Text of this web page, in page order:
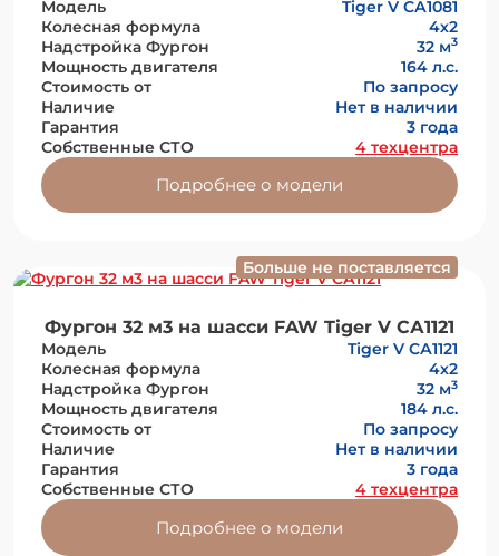
Модель
Tiger V СА1081
Колесная формула
4х2
Надстройка Фургон
32 м3
Мощность двигателя
164 л.с.
Стоимость от
По запросу
Наличие
Нет в наличии
Гарантия
3 года
Собственные СТО
4 техцентра
Подробнее о модели
Больше не поставляется
Фургон 32 м3 на шасси FAW Tiger V СА1121
Модель
Tiger V СА1121
Колесная формула
4х2
Надстройка Фургон
32 м3
Мощность двигателя
184 л.с.
Стоимость от
По запросу
Наличие
Нет в наличии
Гарантия
3 года
Собственные СТО
4 техцентра
Подробнее о модели